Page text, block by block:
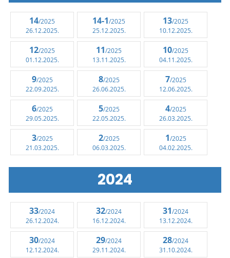
14/2025
26.12.2025.
14-1/2025
25.12.2025.
13/2025
10.12.2025.
12/2025
01.12.2025.
11/2025
13.11.2025.
10/2025
04.11.2025.
9/2025
22.09.2025.
8/2025
26.06.2025.
7/2025
12.06.2025.
6/2025
29.05.2025.
5/2025
22.05.2025.
4/2025
26.03.2025.
3/2025
21.03.2025.
2/2025
06.03.2025.
1/2025
04.02.2025.
2024
33/2024
26.12.2024.
32/2024
16.12.2024.
31/2024
13.12.2024.
30/2024
12.12.2024.
29/2024
29.11.2024.
28/2024
31.10.2024.